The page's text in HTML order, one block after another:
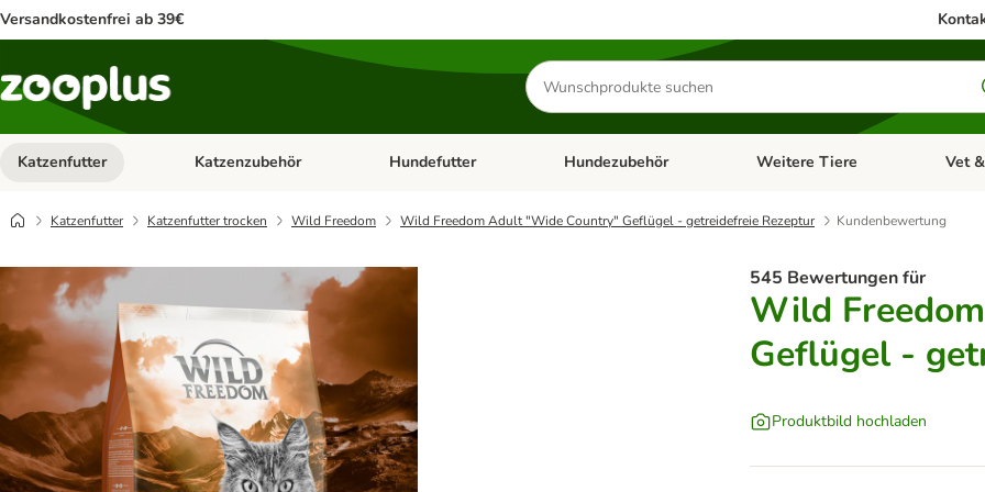
Versandkostenfrei ab 39€
Produkte
suchen
Katzenfutter Kategorie-Menü öffnen: Katzenfutter
Katzenzubehör Kategorie-Menü öffnen: Katzenzubehör
Hundefutter Kategorie-Menü öffnen: Hundefutter
Hundezubehör Kategorie-Menü öffnen:
Weitere Tiere Vet
Katzenfutter Katzenfutter trocken Wild Freedom Wild Freedom Adult "Wide Country" Geflügel - getreidefreie Rezeptur Kundenbewertung
545 Bewertungen für
Wild
Geflügel -
Produktbild hochladen